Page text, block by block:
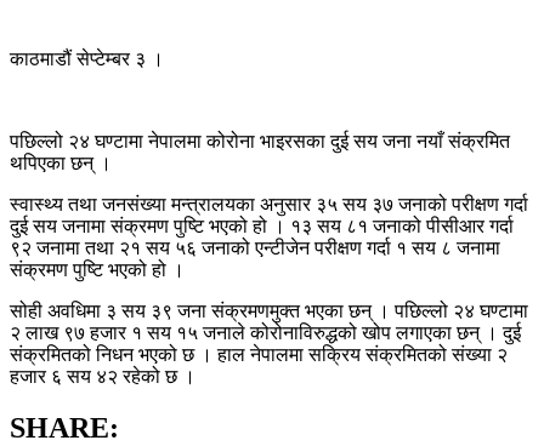
काठमाडौं सेप्टेम्बर ३ ।
पछिल्लो २४ घण्टामा नेपालमा कोरोना भाइरसका दुई सय जना नयाँ संक्रमित
थपिएका छन् ।
स्वास्थ्य तथा जनसंख्या मन्त्रालयका अनुसार ३५ सय ३७ जनाको परीक्षण गर्दा
दुई सय जनामा संक्रमण पुष्टि भएको हो । १३ सय ८१ जनाको पीसीआर गर्दा
९२ जनामा तथा २१ सय ५६ जनाको एन्टीजेन परीक्षण गर्दा १ सय ८ जनामा
संक्रमण पुष्टि भएको हो ।
सोही अवधिमा ३ सय ३९ जना संक्रमणमुक्त भएका छन् । पछिल्लो २४ घण्टामा
२ लाख ९७ हजार १ सय १५ जनाले कोरोनाविरुद्धको खोप लगाएका छन् । दुई
संक्रमितको निधन भएको छ । हाल नेपालमा सक्रिय संक्रमितको संख्या २
हजार ६ सय ४२ रहेको छ ।
SHARE: